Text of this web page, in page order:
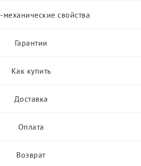
свойства
Гарантии
Как купить
Доставка
Оплата
Возврат